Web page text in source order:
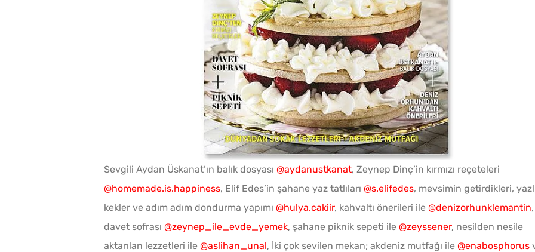
Kışlık Domates
Konservesi Kaç Dakika
Sevgili Aydan Üskanat’ın balık dosyası @aydanustkanat, Zeynep Dinç’in kırmızı reçeteleri
@homemade.is.happiness, Elif Edes’in şahane yaz tatlıları @s.elifedes, mevsimin getirdikleri,
kekler ve adım adım dondurma yapımı @hulya.cakiir, kahvaltı önerileri ile @denizorhunklemantin,
davet sofrası @zeynep_ile_evde_yemek, şahane piknik sepeti ile @zeyssener, nesilden nesile
aktarılan lezzetleri ile @aslihan_unal, İki çok sevilen mekan; akdeniz mutfağı ile @enabosphorus